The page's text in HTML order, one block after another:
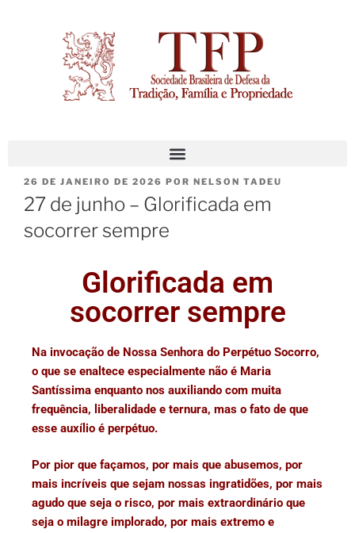
26 DE JANEIRO DE 2026 POR NELSON TADEU
27 de junho – Glorificada em
socorrer sempre
Glorificada em
socorrer sempre
Na invocação de Nossa Senhora do Perpétuo Socorro,
o que se enaltece especialmente não é Maria
Santíssima enquanto nos auxiliando com muita
frequência, liberalidade e ternura, mas o fato de que
esse auxílio é perpétuo.
Por pior que façamos, por mais que abusemos, por
mais incríveis que sejam nossas ingratidões, por mais
agudo que seja o risco, por mais extraordinário que
seja o milagre implorado, por mais extremo e